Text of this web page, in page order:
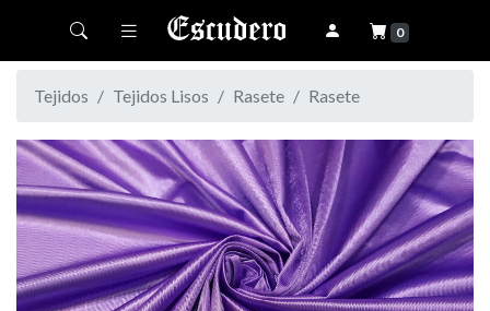
Toggle navigation 0
Tejidos Tejidos Lisos Rasete Rasete